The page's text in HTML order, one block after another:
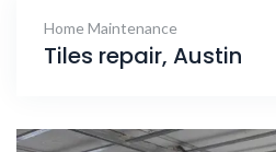
Home Maintenance
Tiles repair, Austin